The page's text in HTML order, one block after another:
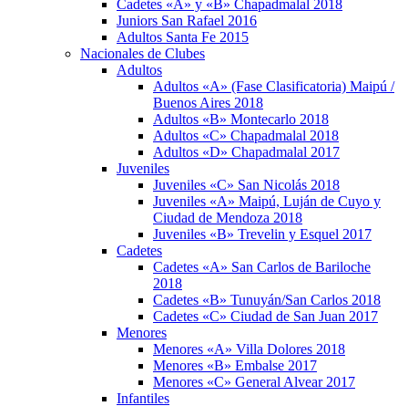
Cadetes «A» y «B» Chapadmalal 2018
Juniors San Rafael 2016
Adultos Santa Fe 2015
Nacionales de Clubes
Adultos
Adultos «A» (Fase Clasificatoria) Maipú /
Buenos Aires 2018
Adultos «B» Montecarlo 2018
Adultos «C» Chapadmalal 2018
Adultos «D» Chapadmalal 2017
Juveniles
Juveniles «C» San Nicolás 2018
Juveniles «A» Maipú, Luján de Cuyo y
Ciudad de Mendoza 2018
Juveniles «B» Trevelin y Esquel 2017
Cadetes
Cadetes «A» San Carlos de Bariloche
2018
Cadetes «B» Tunuyán/San Carlos 2018
Cadetes «C» Ciudad de San Juan 2017
Menores
Menores «A» Villa Dolores 2018
Menores «B» Embalse 2017
Menores «C» General Alvear 2017
Infantiles